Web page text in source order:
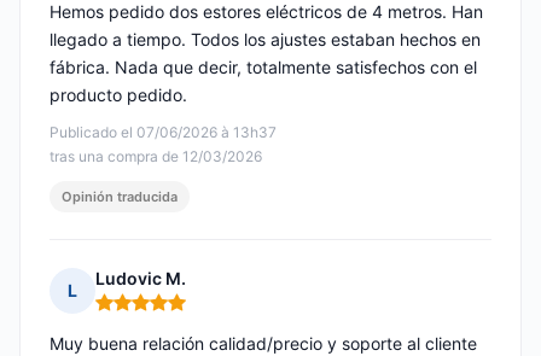
Publicado el 07/06/2026 à 13h37
tras una compra de 12/03/2026
Hemos pedido dos estores eléctricos de 4 metros. Han
llegado a tiempo. Todos los ajustes estaban hechos en
fábrica. Nada que decir, totalmente satisfechos con el
producto pedido.
Opinión traducida
L
Ludovic M.
Nota: 5 de 5
Muy buena relación calidad/precio y soporte al cliente